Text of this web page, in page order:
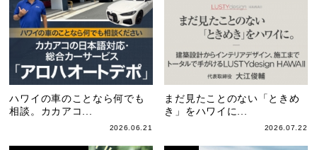
ハワイの車のことなら何でも
相談。カカアコ...
2026.06.21
まだ見たことのない「ときめ
き」をハワイに...
2026.07.22